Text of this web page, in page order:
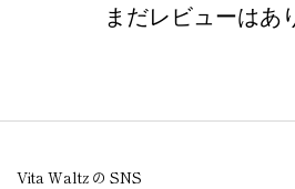
まだレビューはあ
Vita Waltz の SNS